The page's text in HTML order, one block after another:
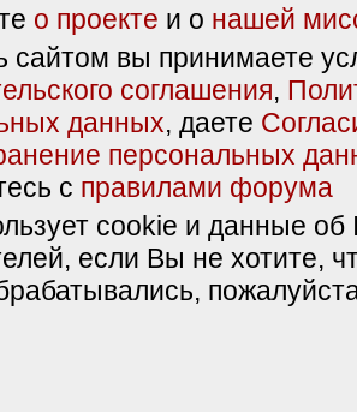
о проекте и о нашей
сайтом вы принимаете
соглашения,
данных, даете
персональных
с правилами форума
cookie и данные об
если Вы не хотите,